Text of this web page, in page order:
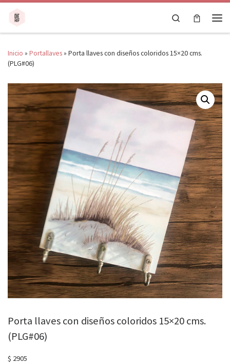
Saltar al contenido
Search
Inicio » Portallaves» Porta llaves con diseños coloridos 15×20 cms.
(PLG#06)
Porta llaves con diseños coloridos 15×20 cms.
(PLG#06)
$ 2905